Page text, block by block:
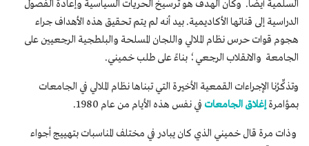
السلمية أيضًا. وكان الهدف هو ترسيخ الحريات السياسية وإعادة الفصول
الدراسية إلى قناتها الأكاديمية. بيد أنه لم يتم تحقيق هذه الأهداف جراء
هجوم قوات حرس نظام الملالي واللجان المسلحة والبلطجية الرجعيين على
الجامعة والانقلاب الرجعي؛ بناءً على طلب خميني.
وتذكِّرُنا الإجراءات القمعية الأخيرة التي تبناها نظام الملالي في الجامعات
بمؤامرةإغلاق الجامعات في نفس هذه الأيام من عام 1980.
وذات مرة قال خميني الذي كان يبادر في مختلف المناسبات بتهييج أجواء